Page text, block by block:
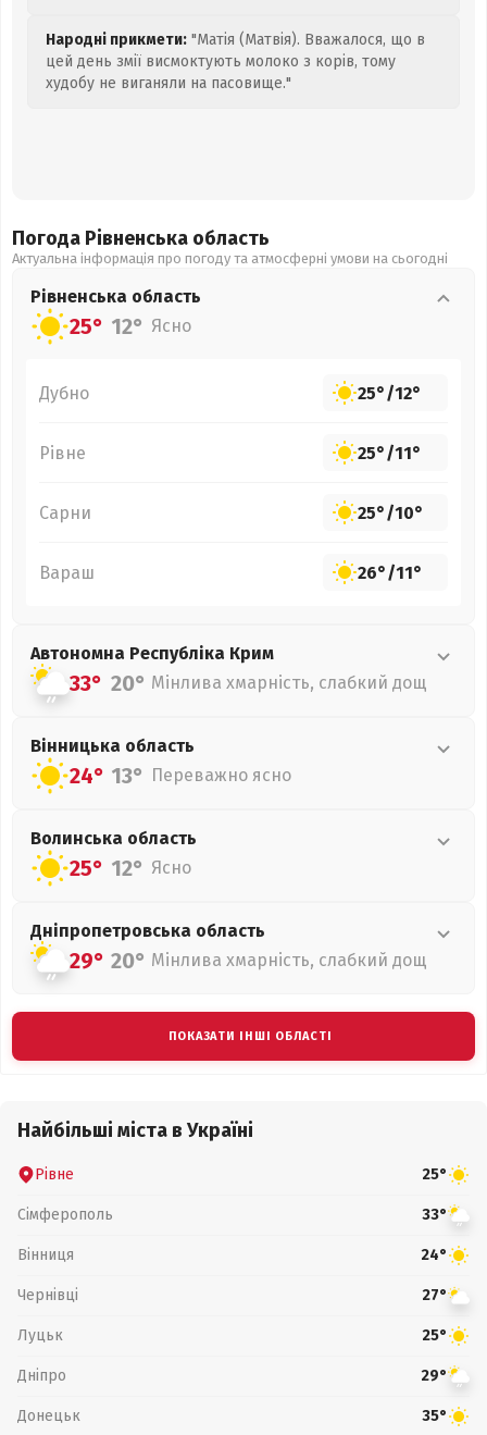
Народні прикмети: "Матія (Матвія). Вважалося, що в
цей день змії висмоктують молоко з корів, тому
худобу не виганяли на пасовище."
Погода Рівненська область
Актуальна інформація про погоду та атмосферні умови на сьогодні
Рівненська область
25° 12° Ясно
Дубно 25°/12°
Рівне 25°/11°
Сарни 25°/10°
Вараш 26°/11°
Автономна Республіка Крим
33° 20° Мінлива хмарність, слабкий дощ
Вінницька область
24° 13° Переважно ясно
Волинська область
25° 12° Ясно
Дніпропетровська область
29° 20° Мінлива хмарність, слабкий дощ
ПОКАЗАТИ ІНШІ ОБЛАСТІ
Найбільші міста в Україні
Рівне 25°
Сімферополь 33°
Вінниця 24°
Чернівці 27°
Луцьк 25°
Дніпро 29°
Донецьк 35°